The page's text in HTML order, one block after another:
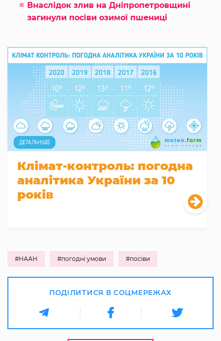
Внаслідок злив на Дніпропетровщині
загинули посіви озимої пшениці
Клімат-контроль: погодна
аналітика України за 10
років
#НААН #погодні умови #посіви
ПОДІЛИТИСЯ В СОЦМЕРЕЖАХ